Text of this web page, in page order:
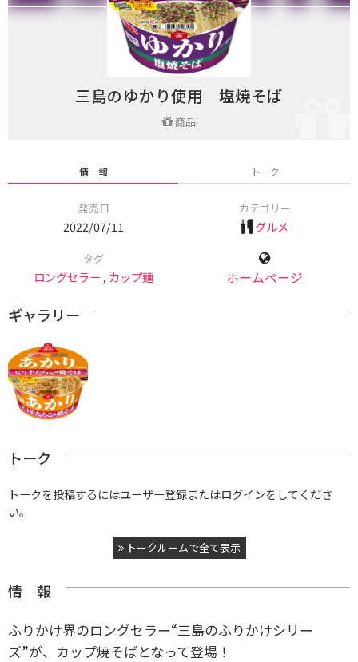
三島のゆかり使用 塩焼そば
商品
情 報 トーク
発売日
2022/07/11
カテゴリー
グルメ
タグ
ロングセラー , カップ麺 ホームページ
ギャラリー
トーク
トークを投稿するにはユーザー登録またはログインをしてくださ
い。
トークルームで全て表示
情 報
ふりかけ界のロングセラー“三島のふりかけシリー
ズ”が、カップ焼そばとなって登場！